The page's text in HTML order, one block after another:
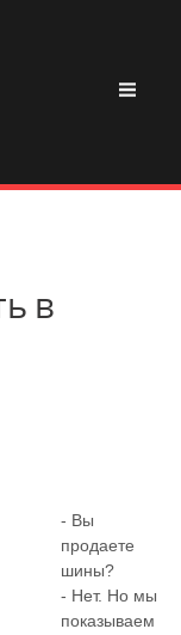
в
- Вы
продаете
шины?
- Нет. Но мы
показываем